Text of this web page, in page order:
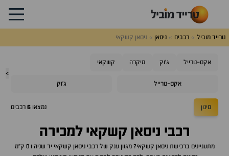
טרייד מוביל רכבים ניסאן ניסאן קשקאי
>
אקס-טרייל ג'וק מיקרה קשקאי
אקס-טרייל ג'וק
סינון נמצאו 6 רכבים
רכבי ניסאן קשקאי למכירה
מתעניינים ברכישתניסאן קשקאי? מגוון ענק של רכביניסאן קשקאי
יד שניה ו 0 ק"מ